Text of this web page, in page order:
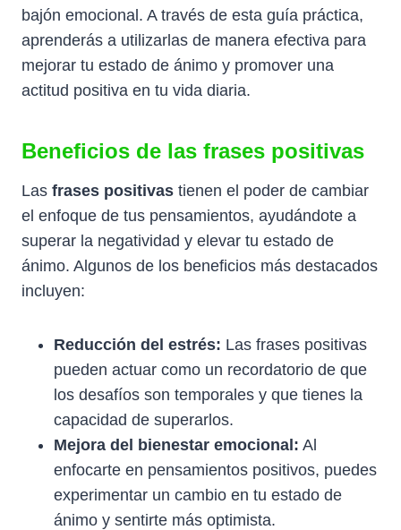
bajón emocional. A través de esta guía práctica,
aprenderás a utilizarlas de manera efectiva para
mejorar tu estado de ánimo y promover una
actitud positiva en tu vida diaria.
Beneficios de las frases positivas
Las frases positivas tienen el poder de cambiar
el enfoque de tus pensamientos, ayudándote a
superar la negatividad y elevar tu estado de
ánimo. Algunos de los beneficios más destacados
incluyen:
Reducción del estrés: Las frases positivas
pueden actuar como un recordatorio de que
los desafíos son temporales y que tienes la
capacidad de superarlos.
Mejora del bienestar emocional: Al
enfocarte en pensamientos positivos, puedes
experimentar un cambio en tu estado de
ánimo y sentirte más optimista.